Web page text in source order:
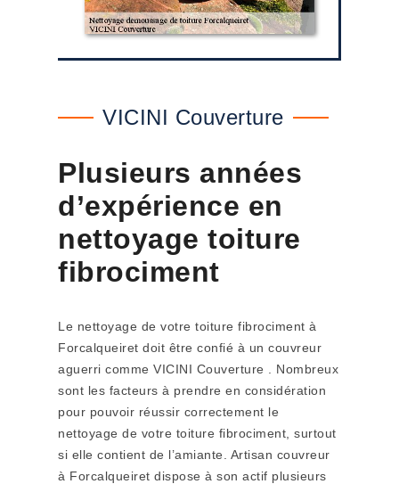
VICINI Couverture
Plusieurs années
d’expérience en
nettoyage toiture
fibrociment
Le nettoyage de votre toiture fibrociment à
Forcalqueiret doit être confié à un couvreur
aguerri comme VICINI Couverture . Nombreux
sont les facteurs à prendre en considération
pour pouvoir réussir correctement le
nettoyage de votre toiture fibrociment, surtout
si elle contient de l’amiante. Artisan couvreur
à Forcalqueiret dispose à son actif plusieurs